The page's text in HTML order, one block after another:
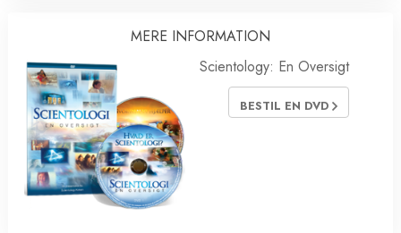
MERE INFORMATION
Scientology: En Oversigt
BESTIL EN DVD